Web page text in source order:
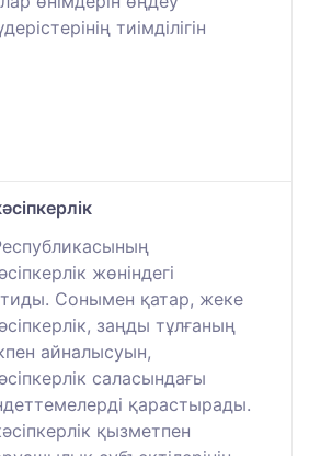
тиімділігін
жөніндегі
Сонымен қатар, жеке
заңды тұлғаның
айналысуын,
саласындағы
қарастырады.
қызметпен